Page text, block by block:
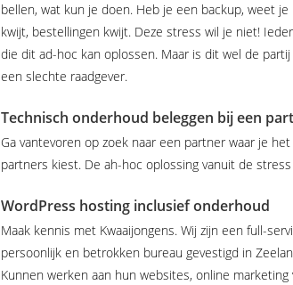
bellen, wat kun je doen. Heb je een backup, weet
kwijt, bestellingen kwijt. Deze stress wil je niet!
die dit ad-hoc kan oplossen. Maar is dit wel de
een slechte raadgever.
Technisch onderhoud beleggen bij een
Ga vantevoren op zoek naar een partner waar je
partners kiest. De ah-hoc oplossing vanuit de
WordPress hosting inclusief onderhoud
Maak kennis met Kwaaijongens. Wij zijn een full-
persoonlijk en betrokken bureau gevestigd in
Kunnen werken aan hun websites, online